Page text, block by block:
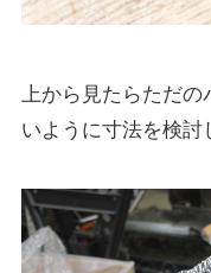
上から見たらただの
いように寸法を検討